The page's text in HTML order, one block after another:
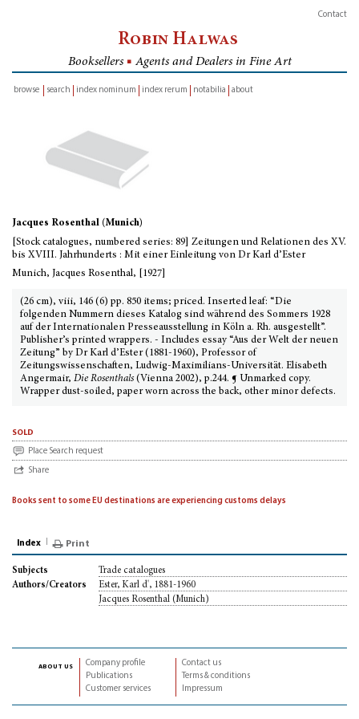
Contact
Robin Halwas
Booksellers ■ Agents and Dealers in Fine Art
browse
search index nominum index rerum notabilia about
Jacques Rosenthal (Munich)
[Stock catalogues, numbered series: 89] Zeitungen und Relationen des XV.
bis XVIII. Jahrhunderts : Mit einer Einleitung von Dr Karl d’Ester
Munich, Jacques Rosenthal, [1927]
(26 cm), viii, 146 (6) pp. 850 items; priced. Inserted leaf: “Die
folgenden Nummern dieses Katalog sind während des Sommers 1928
auf der Internationalen Presseausstellung in Köln a. Rh. ausgestellt”.
Publisher’s printed wrappers. - Includes essay “Aus der Welt der neuen
Zeitung” by Dr Karl d’Ester (1881-1960), Professor of
Zeitungswissenschaften, Ludwig-Maximilians-Universität. Elisabeth
Angermair, Die Rosenthals(Vienna 2002), p.244. ¶ Unmarked copy.
Wrapper dust-soiled, paper worn across the back, other minor defects.
sold
Place Search request
Share
Books sent to some EU destinations are experiencing customs delays
Index Print
Subjects
Trade catalogues
Authors/Creators
Ester, Karl d', 1881-1960
Jacques Rosenthal (Munich)
about us
Company profile
Publications
Customer services
Contact us
Terms & conditions
Impressum